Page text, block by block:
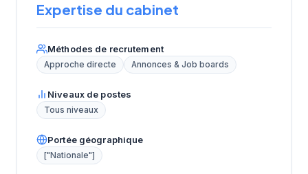
Expertise du cabinet
Méthodes de recrutement
Approche directe Annonces & Job boards
Niveaux de postes
Tous niveaux
Portée géographique
["Nationale"]